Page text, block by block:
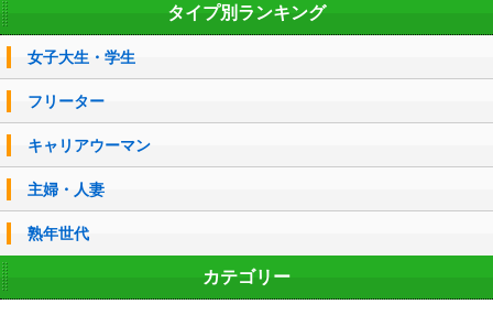
タイプ別ランキング
女子大生・学生
フリーター
キャリアウーマン
主婦・人妻
熟年世代
カテゴリー